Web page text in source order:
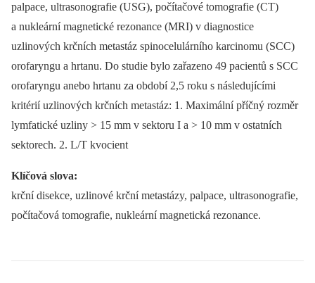
palpace, ultrasonografie (USG), počítačové tomografie (CT)
a nukleární magnetické rezonance (MRI) v diagnostice
uzlinových krčních metastáz spinocelulárního karcinomu (SCC)
orofaryngu a hrtanu. Do studie bylo zařazeno 49 pacientů s SCC
orofaryngu anebo hrtanu za období 2,5 roku s následujícími
kritérií uzlinových krčních metastáz: 1. Maximální příčný rozměr
lymfatické uzliny > 15 mm v sektoru I a > 10 mm v ostatních
sektorech. 2. L/T kvocient
Klíčová slova:
krční disekce, uzlinové krční metastázy, palpace, ultrasonografie,
počítačová tomografie, nukleární magnetická rezonance.